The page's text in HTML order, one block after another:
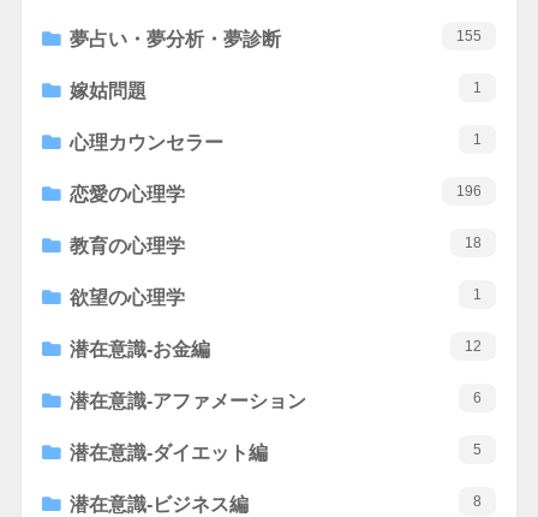
夢占い・夢分析・夢診断 155
嫁姑問題 1
心理カウンセラー 1
恋愛の心理学 196
教育の心理学 18
欲望の心理学 1
潜在意識-お金編 12
潜在意識-アファメーション 6
潜在意識-ダイエット編 5
潜在意識-ビジネス編 8